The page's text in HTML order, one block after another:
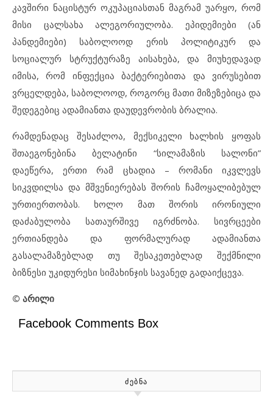
კავშირი ნაცისტურ ოკუპაციასთან მაგრამ უარყო, რომ
მისი ცალსახა ალეგორიულობა. ეპიდემიები (ან
პანდემიები) საბოლოოდ ერის პოლიტიკურ და
სოციალურ სტრუქტურაზე აისახება, და მიუხედავად
იმისა, რომ ინფექცია ბაქტერიებითა და ვირუსებით
ვრცელდება, საბოლოოდ, როგორც მათი მიზეზებიცა და
შედეგებიც ადამიანთა დაუდევრობის ბრალია.
რამდენადაც შესაძლოა, მექსიკელი ხალხის ყოფას
შთაეგონებინა ბელატინი “სილამაზის სალონი”
დაეწერა, ერთი რამ ცხადია – რომანი იკვლევს
სიკვდილსა და მშვენიერებას შორის ჩამოყალიბებულ
ურთიერთობას. ხოლო მათ შორის ირონიული
დაძაბულობა სათაურშივე იგრძნობა. სივრცეები
ერთიანდება და ფორმალურად ადამიანთა
გასალამაზებლად თუ შესაკეთებლად შექმნილი
ბიზნესი უკიდურესი სიმახინჯის სავანედ გადაიქცევა.
© არილი
Facebook Comments Box
ᲫᲔᲑᲜᲐ